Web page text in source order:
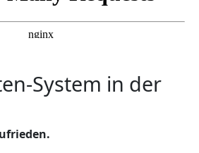
System in der